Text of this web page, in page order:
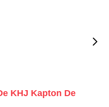
KHJ Kapton De